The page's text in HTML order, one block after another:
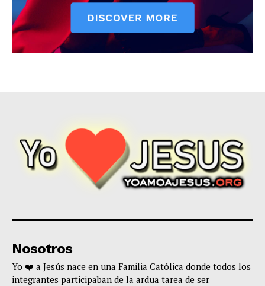
Nosotros
Yo ❤️ a Jesús nace en una Familia Católica donde todos los
integrantes participaban de la ardua tarea de ser